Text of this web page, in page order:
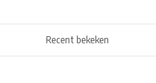
Recent bekeken